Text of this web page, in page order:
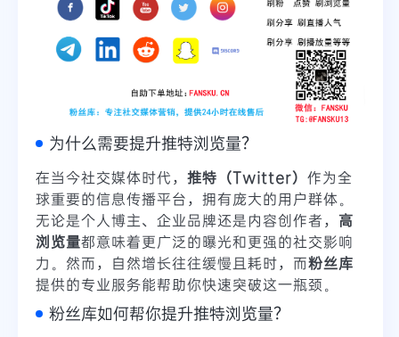
为什么需要提升推特浏览量？
在当今社交媒体时代， 推特（Twitter） 作为全
球重要的信息传播平台，拥有庞大的用户群体。
无论是个人博主、企业品牌还是内容创作者， 高
浏览量都意味着更广泛的曝光和更强的社交影响
力。然而，自然增长往往缓慢且耗时，而粉丝库
提供的专业服务能帮助你快速突破这一瓶颈。
粉丝库如何帮你提升推特浏览量？